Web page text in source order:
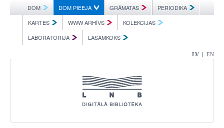
DOM DOM PIEEJA GRĀMATAS
PERIODIKA
KARTES
WWW ARHĪVS
KOLEKCIJAS
LABORATORIJA
LASĀMKOKS
LV | EN